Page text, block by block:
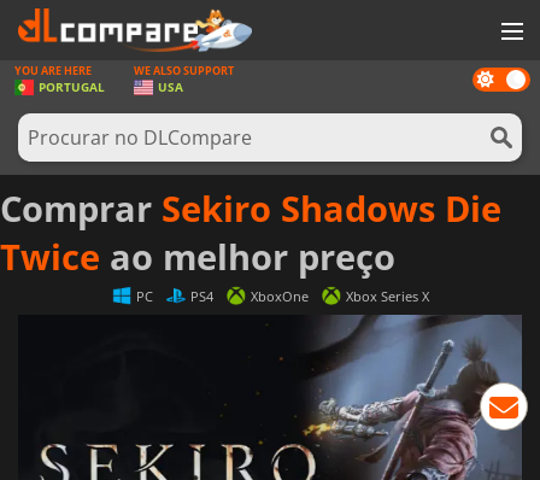
JOGOS
GAME CARDS
SOFTWARE
REWARDS
HARDWARE
Dark
mode
YOU ARE HERE
PORTUGAL
WE ALSO SUPPORT
USA
Comprar Sekiro Shadows Die
Twice ao melhor preço
PC PS4 XboxOne Xbox Series X